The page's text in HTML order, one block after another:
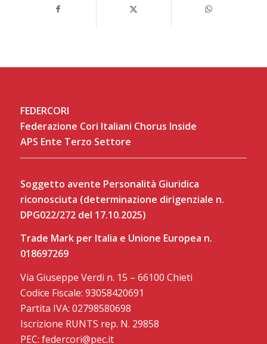
FEDERCORI
Federazione Cori Italiani Chorus Inside
APS Ente Terzo Settore
Soggetto avente Personalità Giuridica
riconosciuta (determinazione dirigenziale n.
DPG022/272 del 17.10.2025)
Trade Mark per Italia e Unione Europea n.
018697269
Via Giuseppe Verdi n. 15 – 66100 Chieti
Codice Fiscale: 93058420691
Partita IVA: 02798580698
Iscrizione RUNTS rep. N. 29858
PEC: federcori@pec.it